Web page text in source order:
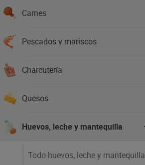
Carnes
Pescados y mariscos
Charcutería
Quesos
Huevos, leche y mantequilla
Todo huevos, leche y mantequilla